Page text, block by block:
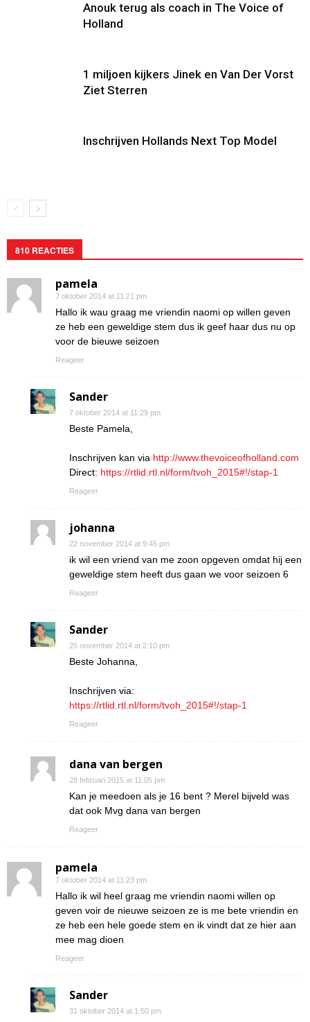
Anouk terug als coach in The Voice of
Holland
1 miljoen kijkers Jinek en Van Der Vorst
Ziet Sterren
Inschrijven Hollands Next Top Model
810 REACTIES
pamela
7 oktober 2014 at 11:21 pm
Hallo ik wau graag me vriendin naomi op willen geven
ze heb een geweldige stem dus ik geef haar dus nu op
voor de bieuwe seizoen
Reageer
Sander
7 oktober 2014 at 11:29 pm
Beste Pamela,
Inschrijven kan via http://www.thevoiceofholland.com
Direct: https://rtlid.rtl.nl/form/tvoh_2015#!/stap-1
Reageer
johanna
22 november 2014 at 9:45 pm
ik wil een vriend van me zoon opgeven omdat hij een
geweldige stem heeft dus gaan we voor seizoen 6
Reageer
Sander
25 november 2014 at 2:10 pm
Beste Johanna,
Inschrijven via:
https://rtlid.rtl.nl/form/tvoh_2015#!/stap-1
Reageer
dana van bergen
28 februari 2015 at 11:05 pm
Kan je meedoen als je 16 bent ? Merel bijveld was
dat ook Mvg dana van bergen
Reageer
pamela
7 oktober 2014 at 11:23 pm
Hallo ik wil heel graag me vriendin naomi willen op
geven voir de nieuwe seizoen ze is me bete vriendin en
ze heb een hele goede stem en ik vindt dat ze hier aan
mee mag dioen
Reageer
Sander
31 oktober 2014 at 1:50 pm